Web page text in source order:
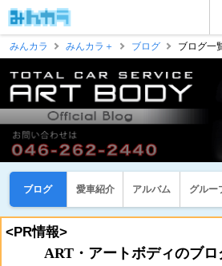
みんカラ
みんカラ＋ ブログ ブログ一
ブログ 愛車紹介 アルバム グルー
<PR情報>
ART・アートボディのブロ